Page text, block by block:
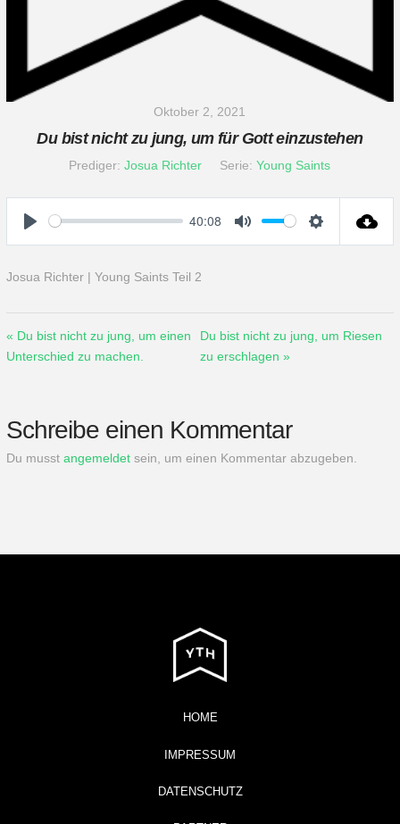
Oktober 2, 2021
Du bist nicht zu jung, um für Gott einzustehen
Prediger: Josua Richter Serie: Young Saints
40:08
Josua Richter | Young Saints Teil 2
« Du bist nicht zu jung, um einen
Unterschied zu machen.
Du bist nicht zu jung, um Riesen
zu erschlagen »
Schreibe einen Kommentar
Du musst angemeldetsein, um einen Kommentar abzugeben.
HOME
IMPRESSUM
DATENSCHUTZ